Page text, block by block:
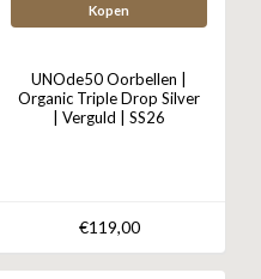
Kopen
UNOde50 Oorbellen |
Organic Triple Drop Silver
| Verguld | SS26
€119,00